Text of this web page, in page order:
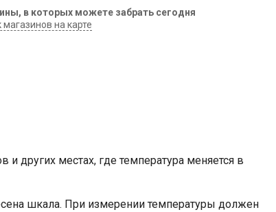
в которых можете забрать сегодня
магазинов на карте
других местах, где температура меняется в
шкала. При измерении температуры должен